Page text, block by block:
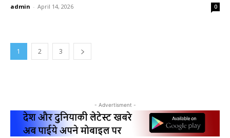
admin - April 14, 2026 0
1 2 3
- Advertisment -